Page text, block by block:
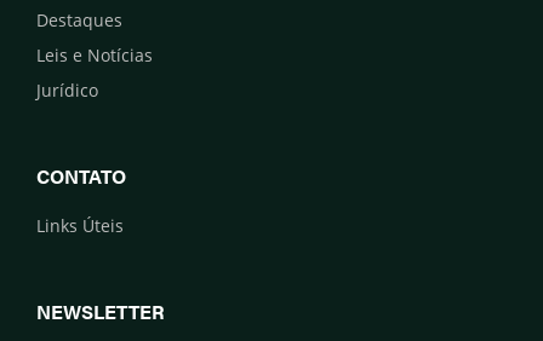
Destaques
Leis e Notícias
Jurídico
CONTATO
Links Úteis
NEWSLETTER